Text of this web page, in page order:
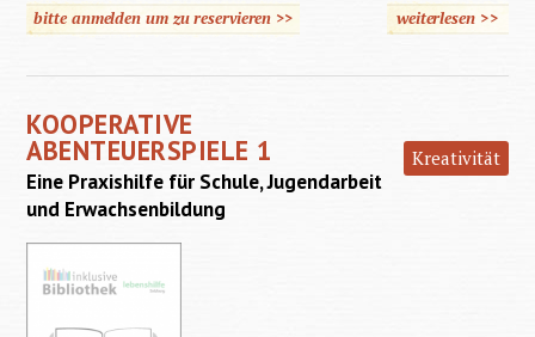
bitte anmelden um zu reservieren >> weiterlesen>>
KOOPERATIVE
ABENTEUERSPIELE 1 Kreativität
Eine Praxishilfe für Schule, Jugendarbeit
und Erwachsenbildung